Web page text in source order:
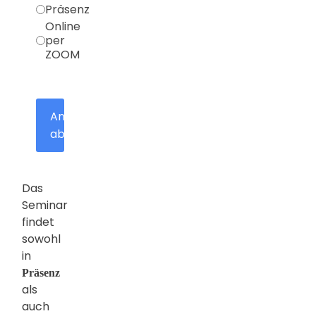
Präsenz
Online
per
ZOOM
Anmeldung
absenden
Das
Seminar
findet
sowohl
in
Präsenz
als
auch